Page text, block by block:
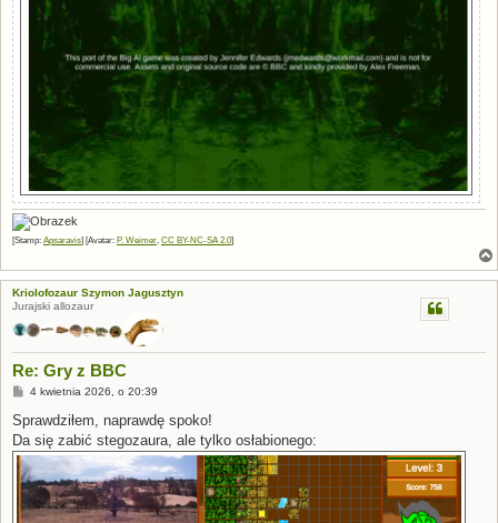
[Stamp: Apsaravis] [Avatar: P. Weimer CC BY-NC-SA 2.0]
Kriolofozaur Szymon Jagusztyn
Jurajski allozaur
Re: Gry z BBC
P
s
4 kwietnia 2026, o 20:39
Sprawdziłem, naprawdę spoko!
Da się zabić stegozaura, ale tylko osłabionego: